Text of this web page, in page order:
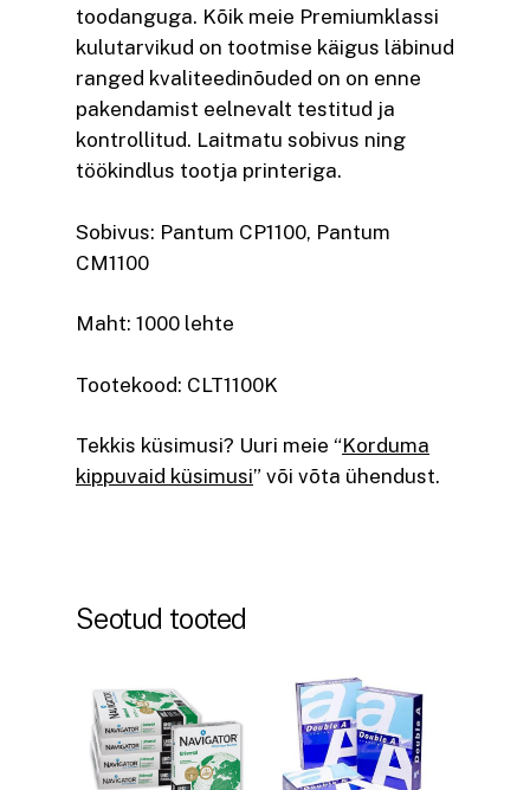
toodanguga. Kõik meie Premiumklassi
kulutarvikud on tootmise käigus läbinud
ranged kvaliteedinõuded on on enne
pakendamist eelnevalt testitud ja
kontrollitud. Laitmatu sobivus ning
töökindlus tootja printeriga.
Sobivus: Pantum CP1100, Pantum
CM1100
Maht: 1000 lehte
Tootekood: CLT1100K
Tekkis küsimusi? Uuri meie “Korduma
kippuvaid küsimusi” või võta ühendust.
Seotud tooted